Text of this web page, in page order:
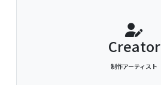
Creator
制作アーティスト